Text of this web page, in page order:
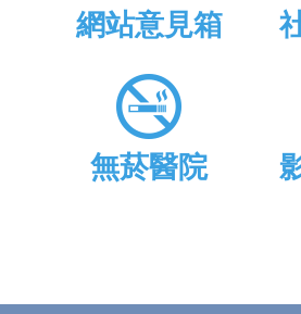
網站意見箱
無菸醫院